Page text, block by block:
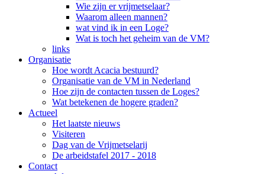
Wie zijn er vrijmetselaar?
Waarom alleen mannen?
wat vind ik in een Loge?
Wat is toch het geheim van de VM?
links
Organisatie
Hoe wordt Acacia bestuurd?
Organisatie van de VM in Nederland
Hoe zijn de contacten tussen de Loges?
Wat betekenen de hogere graden?
Actueel
Het laatste nieuws
Visiteren
Dag van de Vrijmetselarij
De arbeidstafel 2017 - 2018
Contact